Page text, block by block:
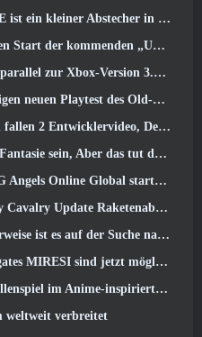
Abstecher in ein Fantasy-Tabletop-Spiel
„Undiscovered“-Staffel an
Xbox-Version 3.5 Aktualisieren
Zombie-MMORPGs an, Online bestehen bleiben
Details zum Spiel teilen
das tut dem Sommerspaß keinen Abbruch
Online Global startet heute
und elektronische Unterstützungsmaßnahmen hinzu
Suche nach Innovationen im MMO-Bereich
sind jetzt möglich: Unsichtbare Zukunft
inspirierten Kunststil der 90er in Arbeit
weltweit verbreitet